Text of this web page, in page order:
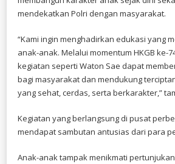
mendekatkan Polri dengan masyarakat.
“Kami ingin menghadirkan edukasi yang
anak-anak. Melalui momentum HKGB ke-
kegiatan seperti Waton Sae dapat
bagi masyarakat dan mendukung
yang sehat, cerdas, serta berkarakter,”
Kegiatan yang berlangsung di pusat
mendapat sambutan antusias dari para
Anak-anak tampak menikmati